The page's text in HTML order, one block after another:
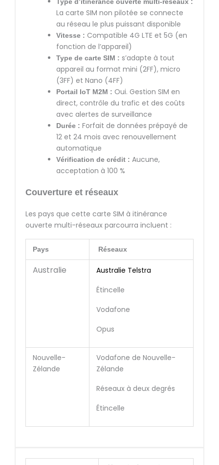
La carte SIM non pilotée se connecte
au réseau le plus puissant disponible
Vitesse : Compatible 4G LTE et 5G (en
fonction de l’appareil)
Type de carte SIM : s’adapte à tout
appareil au format mini (2FF), micro
(3FF) et Nano (4FF)
Portail IoT M2M : Oui. Gestion SIM en
direct, contrôle du trafic et des coûts
avec alertes de surveillance
Durée : Forfait de données prépayé de
12 et 24 mois avec renouvellement
automatique
Vérification de crédit : Aucune,
acceptation à 100 %
Couverture et réseaux
Les pays que cette carte SIM à itinérance
ouverte multi-réseaux parcourra incluent :
Pays Réseaux
Australie
Australie Telstra
Étincelle
Vodafone
Opus
Nouvelle-
Zélande
Vodafone de Nouvelle-
Zélande
Réseaux à deux degrés
Étincelle